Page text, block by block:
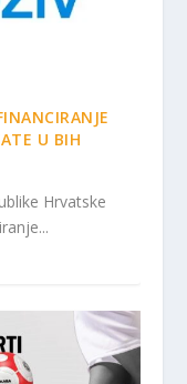
U BIH
Hrvatske